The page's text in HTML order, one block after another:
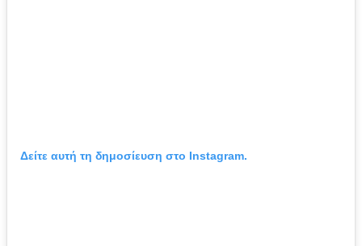
Δείτε αυτή τη δημοσίευση στο Instagram.